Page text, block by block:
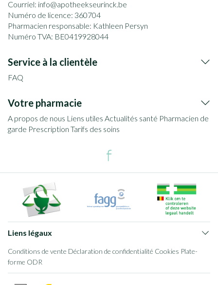
Courriel: info@apotheekseurinck.be
Numéro de licence: 360704
Pharmacien responsable: Kathleen Persyn
Numéro TVA: BE0419928044
Service à la clientèle
FAQ
Votre pharmacie
A propos de nous Liens utiles Actualités santé Pharmacien de
garde Prescription Tarifs des soins
Liens légaux
Conditions de vente Déclaration de confidentialité Cookies Plate-
forme ODR